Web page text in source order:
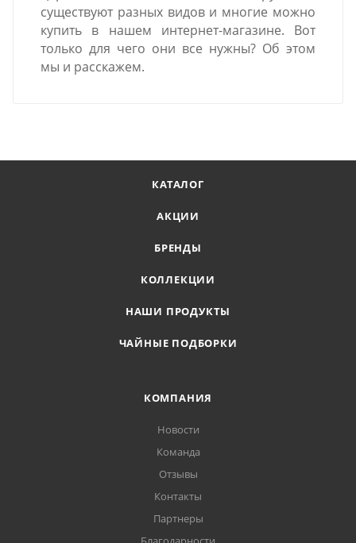
существуют разных видов и многие можно
купить в нашем интернет-магазине. Вот
только для чего они все нужны? Об этом
мы и расскажем.
КАТАЛОГ
АКЦИИ
БРЕНДЫ
КОЛЛЕКЦИИ
НАШИ ПРОДУКТЫ
ЧАЙНЫЕ ПОДБОРКИ
КОМПАНИЯ
Новости
Команда
Отзывы
Контакты
Партнеры